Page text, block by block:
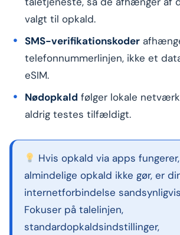
valgt til opkald.
SMS-verifikationskoder
telefonnummerlinjen, ikke et
eSIM.
Nødopkald følger lokale
aldrig testes tilfældigt.
Hvis opkald via apps
almindelige opkald ikke gør, er
internetforbindelse
Fokuser på talelinjen,
standardopkaldsindstillinger,